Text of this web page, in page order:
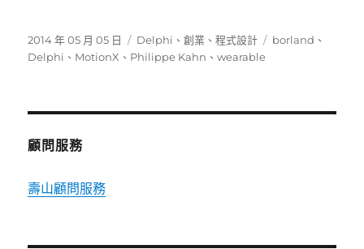
發
佈
2014 年 05 月 05 日
分
類
Delphi 、創業 、程式設計
標
borland 、
Delphi 、 MotionX 、 Philippe Kahn 、wearable
顧問服務
壽山顧問服務